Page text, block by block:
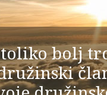
bolj